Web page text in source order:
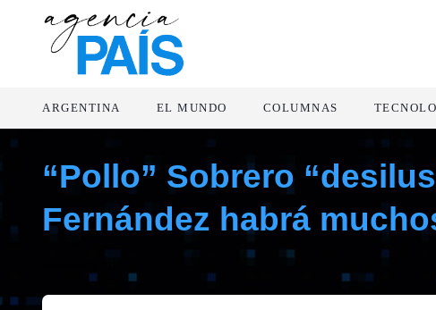
ARGENTINA EL MUNDO COLUMNAS
“Pollo” Sobrero
Fernández habrá